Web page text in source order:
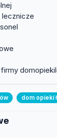
lecznicze
dom opieki